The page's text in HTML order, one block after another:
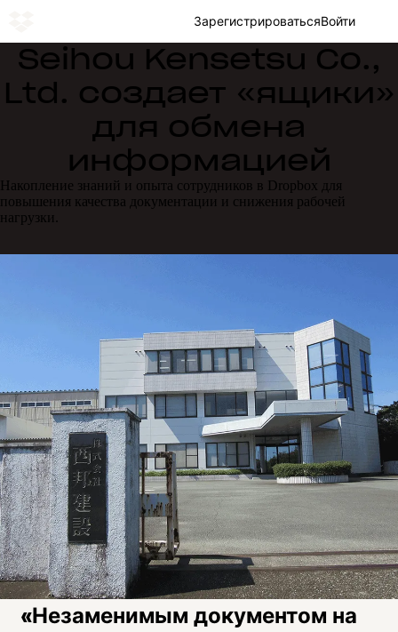
ЗарегистрироватьсяВойти
Seihou Kensetsu Co.,
Ltd. создает «ящики»
для обмена
информацией
Накопление знаний и опыта сотрудников в Dropbox для
повышения качества документации и снижения рабочей
нагрузки.
«Незаменимым документом на